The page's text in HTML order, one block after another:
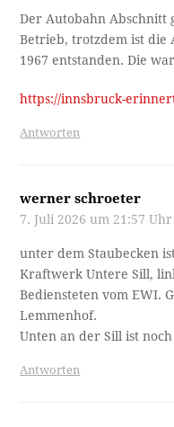
Der Autobahn Abschnitt
Betrieb, trotzdem ist die
1967 entstanden. Die
https://innsbruck-
Antworten
werner schroeter
7. Juli 2026 um 21:57 Uhr
unter dem Staubecken
Kraftwerk Untere Sill,
Bediensteten vom EWI.
Lemmenhof.
Unten an der Sill ist
Antworten